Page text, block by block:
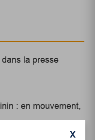
la presse
: en mouvement,
X